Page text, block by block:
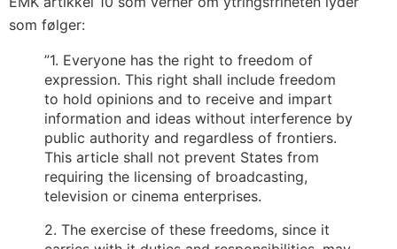
som følger:
”1. Everyone has the right to freedom of
expression. This right shall include freedom
to hold opinions and to receive and impart
information and ideas without interference by
public authority and regardless of frontiers.
This article shall not prevent States from
requiring the licensing of broadcasting,
television or cinema enterprises.
2. The exercise of these freedoms, since it